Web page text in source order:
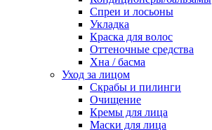
Спреи и лосьоны
Укладка
Краска для волос
Оттеночные средства
Хна / басма
Уход за лицом
Скрабы и пилинги
Очищение
Кремы для лица
Маски для лица